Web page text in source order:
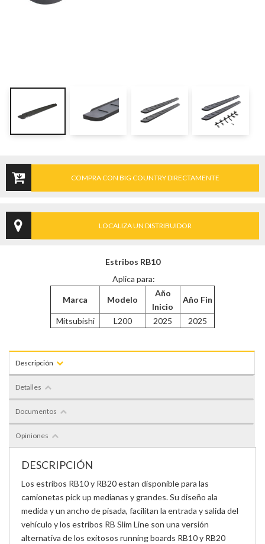
COMPRA CON BIG COUNTRY DIRECTAMENTE
LOCALIZA UN DISTRIBUIDOR
Estribos RB10
Aplica para:
Marca Modelo
Año
Inicio
Año Fin
Mitsubishi L200 2025 2025
Descripción
Detalles
Documentos
Opiniones
DESCRIPCIÓN
Los estribos RB10 y RB20 estan disponible para las
camionetas pick up medianas y grandes. Su diseño ala
medida y un ancho de pisada, facilitan la entrada y salida del
vehículo y los estribos RB Slim Line son una versión
alternativa de los exitosos running boards RB10 y RB20